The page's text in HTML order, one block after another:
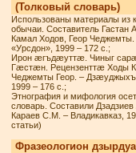
(Толковый словарь)
Использованы материалы из
обычаи. Составитель Гастан
Камал Ходов, Геор Чеджемты.
«Урсдон», 1999 – 172 с.;
Ирон æгъдæуттæ. Чиныг
Гæстæн. Рецензенттæ Ходы
Чеджемты Геор. –
1999 – 176 с.;
Этнография и мифология
словарь. Составили Дзадзиев
Караев С.М. – Владикавказ,
статьи)
Фразеологион